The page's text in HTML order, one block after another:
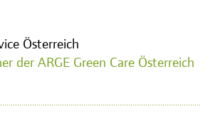
Österreich
der ARGE Green Care Österreich